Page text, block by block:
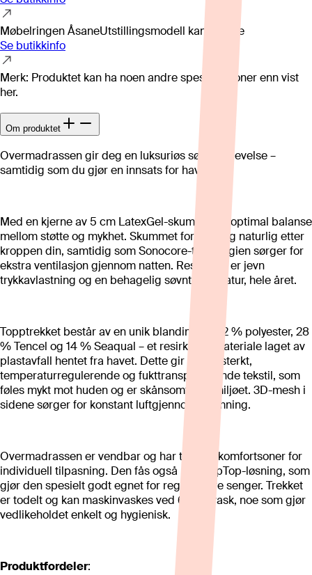
Møbelringen ÅsaneUtstillingsmodell kan variere
Se butikkinfo
Merk: Produktet kan ha noen andre spesifikasjoner enn vist
her.
Om produktet
Overmadrassen gir deg en luksuriøs søvnopplevelse –
samtidig som du gjør en innsats for havet!
Med en kjerne av 5 cm LatexGel-skum får du optimal balanse
mellom støtte og mykhet. Skummet former seg naturlig etter
kroppen din, samtidig som Sonocore-teknologien sørger for
ekstra ventilasjon gjennom natten. Resultatet er jevn
trykkavlastning og en behagelig søvntemperatur, hele året.
Topptrekket består av en unik blanding av 52 % polyester, 28
% Tencel og 14 % Seaqual – et resirkulert materiale laget av
plastavfall hentet fra havet. Dette gir et slitesterkt,
temperaturregulerende og fukttransporterende tekstil, som
føles mykt mot huden og er skånsomt mot miljøet. 3D-mesh i
sidene sørger for konstant luftgjennomstrømning.
Overmadrassen er vendbar og har to ulike komfortsoner for
individuell tilpasning. Den fås også med ZipTop-løsning, som
gjør den spesielt godt egnet for regulerbare senger. Trekket
er todelt og kan maskinvaskes ved 60° finvask, noe som gjør
vedlikeholdet enkelt og hygienisk.
Produktfordeler: